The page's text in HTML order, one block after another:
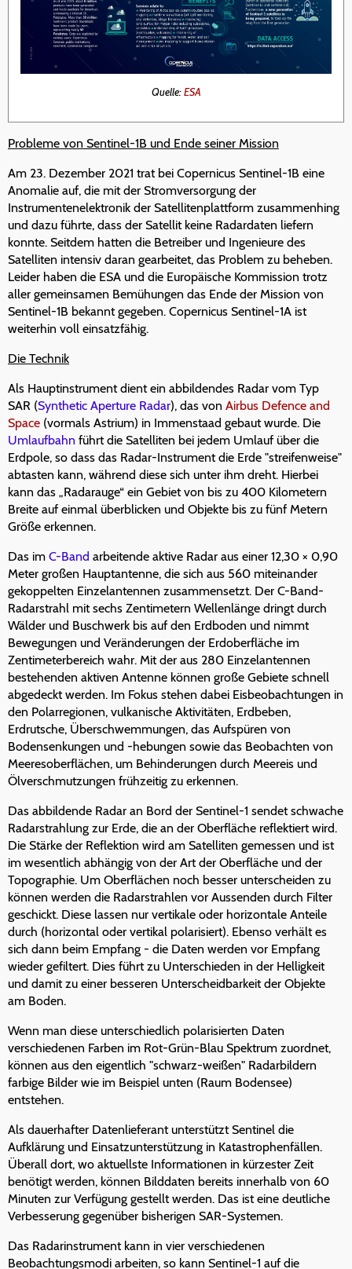
Quelle:ESA
Probleme von Sentinel-1B und Ende seiner Mission
Am 23. Dezember 2021 trat bei Copernicus Sentinel-1B eine
Anomalie auf, die mit der Stromversorgung der
Instrumentenelektronik der Satellitenplattform zusammenhing
und dazu führte, dass der Satellit keine Radardaten liefern
konnte. Seitdem hatten die Betreiber und Ingenieure des
Satelliten intensiv daran gearbeitet, das Problem zu beheben.
Leider haben die ESA und die Europäische Kommission trotz
aller gemeinsamen Bemühungen das Ende der Mission von
Sentinel-1B bekannt gegeben. Copernicus Sentinel-1A ist
weiterhin voll einsatzfähig.
Die Technik
Als Hauptinstrument dient ein abbildendes Radar vom Typ
SAR (Synthetic Aperture Radar), das von Airbus Defence and
Space (vormals Astrium) in Immenstaad gebaut wurde. Die
Umlaufbahn führt die Satelliten bei jedem Umlauf über die
Erdpole, so dass das Radar-Instrument die Erde "streifenweise"
abtasten kann, während diese sich unter ihm dreht. Hierbei
kann das „Radarauge“ ein Gebiet von bis zu 400 Kilometern
Breite auf einmal überblicken und Objekte bis zu fünf Metern
Größe erkennen.
Das im C-Band arbeitende aktive Radar aus einer 12,30 × 0,90
Meter großen Hauptantenne, die sich aus 560 miteinander
gekoppelten Einzelantennen zusammensetzt. Der C-Band-
Radarstrahl mit sechs Zentimetern Wellenlänge dringt durch
Wälder und Buschwerk bis auf den Erdboden und nimmt
Bewegungen und Veränderungen der Erdoberfläche im
Zentimeterbereich wahr. Mit der aus 280 Einzelantennen
bestehenden aktiven Antenne können große Gebiete schnell
abgedeckt werden. Im Fokus stehen dabei Eisbeobachtungen in
den Polarregionen, vulkanische Aktivitäten, Erdbeben,
Erdrutsche, Überschwemmungen, das Aufspüren von
Bodensenkungen und -hebungen sowie das Beobachten von
Meeresoberflächen, um Behinderungen durch Meereis und
Ölverschmutzungen frühzeitig zu erkennen.
Das abbildende Radar an Bord der Sentinel-1 sendet schwache
Radarstrahlung zur Erde, die an der Oberfläche reflektiert wird.
Die Stärke der Reflektion wird am Satelliten gemessen und ist
im wesentlich abhängig von der Art der Oberfläche und der
Topographie. Um Oberflächen noch besser unterscheiden zu
können werden die Radarstrahlen vor Aussenden durch Filter
geschickt. Diese lassen nur vertikale oder horizontale Anteile
durch (horizontal oder vertikal polarisiert). Ebenso verhält es
sich dann beim Empfang - die Daten werden vor Empfang
wieder gefiltert. Dies führt zu Unterschieden in der Helligkeit
und damit zu einer besseren Unterscheidbarkeit der Objekte
am Boden.
Wenn man diese unterschiedlich polarisierten Daten
verschiedenen Farben im Rot-Grün-Blau Spektrum zuordnet,
können aus den eigentlich "schwarz-weißen" Radarbildern
farbige Bilder wie im Beispiel unten (Raum Bodensee)
entstehen.
Als dauerhafter Datenlieferant unterstützt Sentinel die
Aufklärung und Einsatzunterstützung in Katastrophenfällen.
Überall dort, wo aktuellste Informationen in kürzester Zeit
benötigt werden, können Bilddaten bereits innerhalb von 60
Minuten zur Verfügung gestellt werden. Das ist eine deutliche
Verbesserung gegenüber bisherigen SAR-Systemen.
Das Radarinstrument kann in vier verschiedenen
Beobachtungsmodi arbeiten, so kann Sentinel-1 auf die